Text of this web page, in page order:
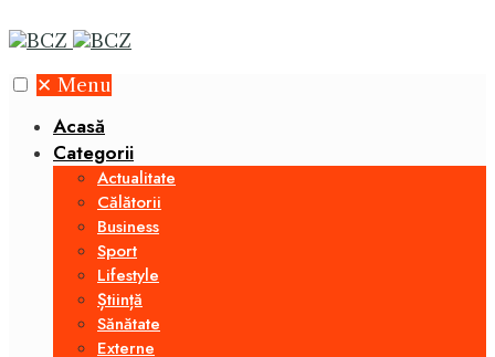
✕ Menu
Acasă
Categorii
Actualitate
Călătorii
Business
Sport
Lifestyle
Știință
Sănătate
Externe